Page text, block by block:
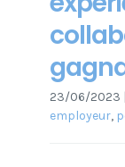
23/06/2023
employeur,